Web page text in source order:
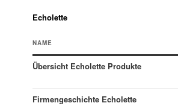
Echolette
NAME
Übersicht Echolette Produkte
Firmengeschichte Echolette